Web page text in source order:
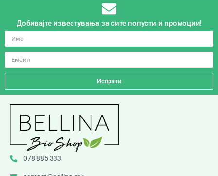
Добивајте известувања за сите попусти и промоции!
Испрати
078 885 333